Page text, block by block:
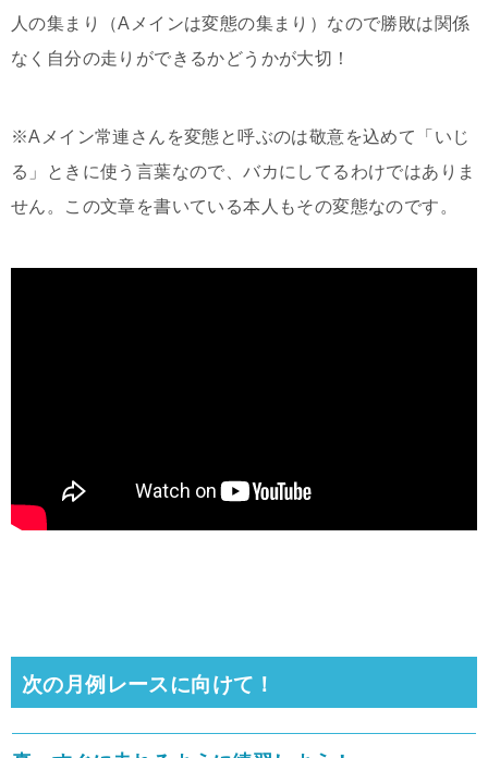
人の集まり（Aメインは変態の集まり）なので勝敗は関係
なく自分の走りができるかどうかが大切！
※Aメイン常連さんを変態と呼ぶのは敬意を込めて「いじ
る」ときに使う言葉なので、バカにしてるわけではありま
せん。この文章を書いている本人もその変態なのです。
次の月例レースに向けて！